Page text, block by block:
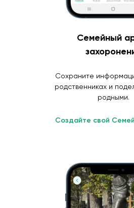
Семейный
Сохраните
родственниках и
родными.
Создайте свой